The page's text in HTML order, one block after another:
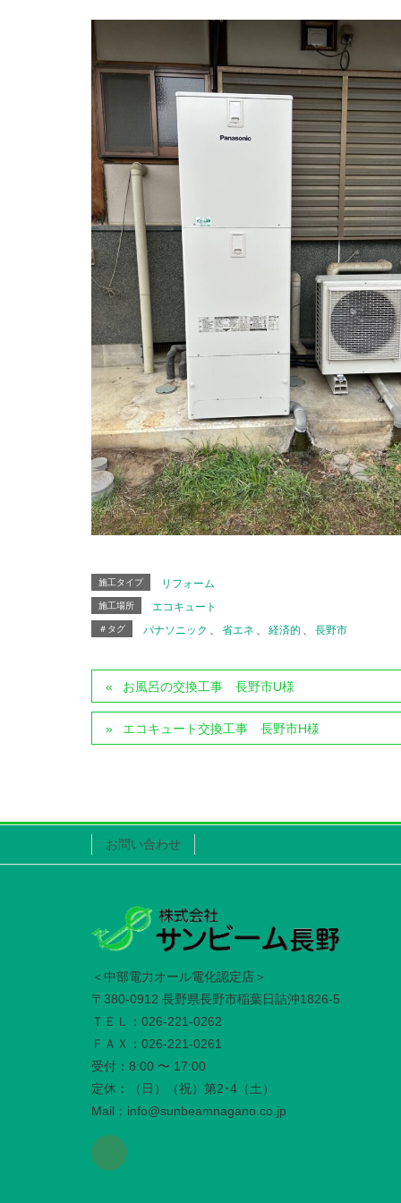
施工タイプ リフォーム
施工場所 エコキュート
＃タグ パナソニック 、 省エネ 、 経済的 、 長野市
お風呂の交換工事 長野市U様
エコキュート交換工事 長野市H様
お問い合わせ
＜中部電力オール電化認定店＞
〒380-0912 長野県長野市稲葉日詰沖1826-5
ＴＥＬ：026-221-0262
ＦＡＸ：026-221-0261
受付：8:00 〜 17:00
定休：（日）（祝）第2･4（土）
Mail：info@sunbeamnagano.co.jp